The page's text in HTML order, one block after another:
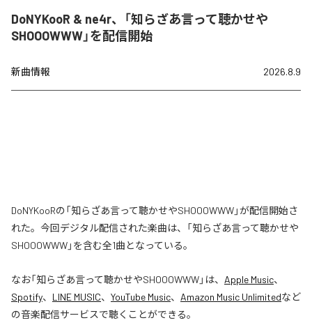
DoNYKooR & ne4r、「知らざあ言って聴かせや
SHOOOWWW」を配信開始
新曲情報 2026.8.9
DoNYKooRの「知らざあ言って聴かせやSHOOOWWW」が配信開始さ
れた。今回デジタル配信された楽曲は、「知らざあ言って聴かせや
SHOOOWWW」を含む全1曲となっている。
なお「知らざあ言って聴かせやSHOOOWWW」は、 Apple Music、
Spotify、 LINE MUSIC、 YouTube Music、 Amazon Music Unlimitedなど
の音楽配信サービスで聴くことができる。